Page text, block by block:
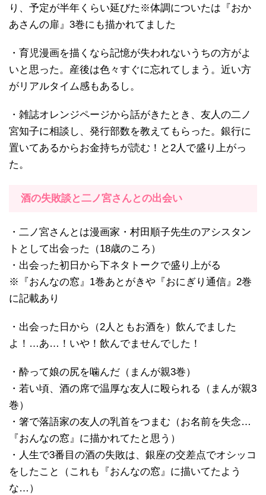
り、予定が半年くらい延びた※体調についたは『おか
あさんの扉』3巻にも描かれてました
・育児漫画を描くなら記憶が失われないうちの方がよ
いと思った。産後は色々すぐに忘れてしまう。近い方
がリアルタイム感もあるし。
・雑誌オレンジページから話がきたとき、友人の二ノ
宮知子に相談し、発行部数を教えてもらった。銀行に
置いてあるからお金持ちが読む！と2人で盛り上がっ
た。
酒の失敗談と二ノ宮さんとの出会い
・二ノ宮さんとは漫画家・村田順子先生のアシスタン
トとして出会った（18歳のころ）
・出会った初日から下ネタトークで盛り上がる
※『おんなの窓』1巻あとがきや『おにぎり通信』2巻
に記載あり
・出会った日から（2人ともお酒を）飲んでました
よ！…あ…！いや！飲んでませんでした！
・酔って娘の尻を噛んだ（まんが親3巻）
・若い頃、酒の席で温厚な友人に殴られる（まんが親3
巻）
・箸で落語家の友人の乳首をつまむ（お名前を失念…
『おんなの窓』に描かれてたと思う）
・人生で3番目の酒の失敗は、銀座の交差点でオシッコ
をしたこと（これも『おんなの窓』に描いてたよう
な…）